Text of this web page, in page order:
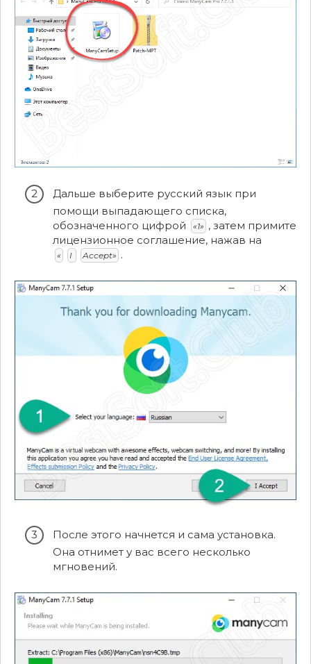
Дальше выберите русский язык при
помощи выпадающего списка,
обозначенного цифрой
«1» , затем примите
лицензионное соглашение, нажав на
« I Accept» .
После этого начнется и сама установка.
Она отнимет у вас всего несколько
мгновений.